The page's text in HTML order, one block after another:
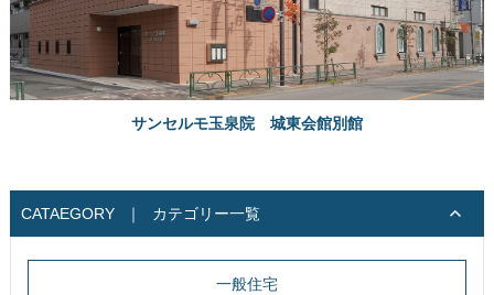
サンセルモ玉泉院 城東会館別館
CATAEGORY ｜ カテゴリー一覧
一般住宅